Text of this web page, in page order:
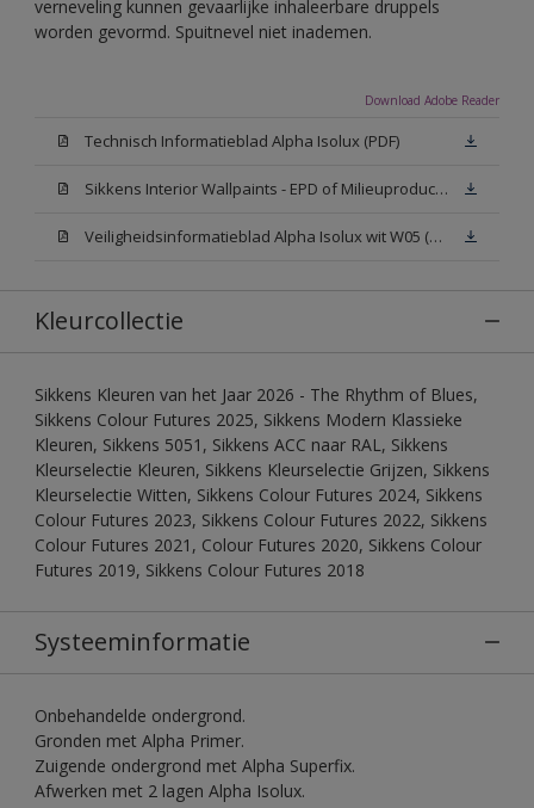
verneveling kunnen gevaarlijke inhaleerbare druppels
worden gevormd. Spuitnevel niet inademen.
Download Adobe Reader
Technisch Informatieblad Alpha Isolux (PDF)
Sikkens Interior Wallpaints - EPD of Milieuproductverklaring
Veiligheidsinformatieblad Alpha Isolux wit W05 (SDS)
Kleurcollectie
Sikkens Kleuren van het Jaar 2026 - The Rhythm of Blues,
Sikkens Colour Futures 2025, Sikkens Modern Klassieke
Kleuren, Sikkens 5051, Sikkens ACC naar RAL, Sikkens
Kleurselectie Kleuren, Sikkens Kleurselectie Grijzen, Sikkens
Kleurselectie Witten, Sikkens Colour Futures 2024, Sikkens
Colour Futures 2023, Sikkens Colour Futures 2022, Sikkens
Colour Futures 2021, Colour Futures 2020, Sikkens Colour
Futures 2019, Sikkens Colour Futures 2018
Systeeminformatie
Onbehandelde ondergrond.
Gronden met Alpha Primer.
Zuigende ondergrond met Alpha Superfix.
Afwerken met 2 lagen Alpha Isolux.